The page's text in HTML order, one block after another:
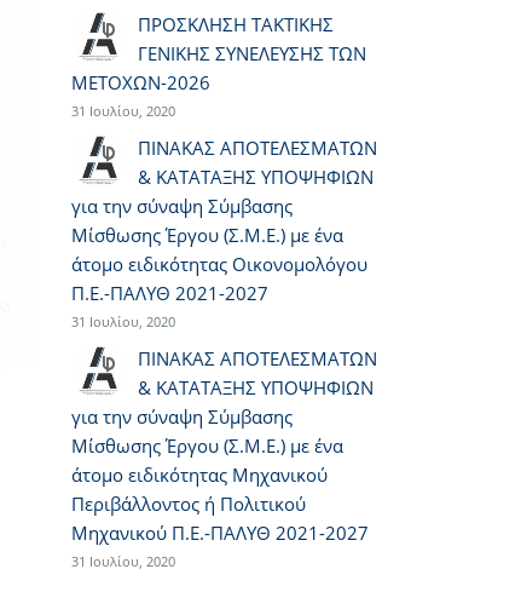
ΠΡΟΣΚΛΗΣΗ ΤΑΚΤΙΚΗΣ
ΓΕΝΙΚΗΣ ΣΥΝΕΛΕΥΣΗΣ ΤΩΝ
ΜΕΤΟΧΩΝ-2026
31 Ιουλίου, 2020
ΠΙΝΑΚΑΣ ΑΠΟΤΕΛΕΣΜΑΤΩΝ
& ΚΑΤΑΤΑΞΗΣ ΥΠΟΨΗΦΙΩΝ
για την σύναψη Σύμβασης
Μίσθωσης Έργου (Σ.Μ.Ε.) με ένα
άτομο ειδικότητας Οικονομολόγου
Π.Ε.-ΠΑΛΥΘ 2021-2027
31 Ιουλίου, 2020
ΠΙΝΑΚΑΣ ΑΠΟΤΕΛΕΣΜΑΤΩΝ
& ΚΑΤΑΤΑΞΗΣ ΥΠΟΨΗΦΙΩΝ
για την σύναψη Σύμβασης
Μίσθωσης Έργου (Σ.Μ.Ε.) με ένα
άτομο ειδικότητας Μηχανικού
Περιβάλλοντος ή Πολιτικού
Μηχανικού Π.Ε.-ΠΑΛΥΘ 2021-2027
31 Ιουλίου, 2020